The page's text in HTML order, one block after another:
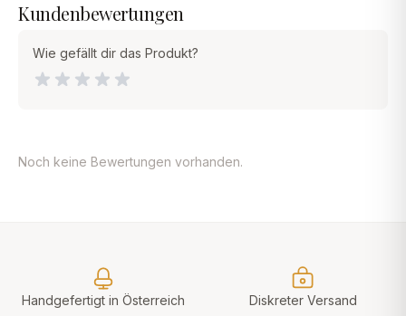
Kundenbewertungen
Wie gefällt dir das Produkt?
Noch keine Bewertungen vorhanden.
Handgefertigt in Österreich Diskreter Versand